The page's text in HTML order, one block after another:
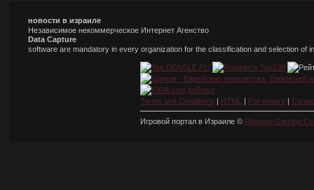
новости в израиле
Независимое некоммерческое Интернет Агенство
Data Capture
software are mandatory in every organization for the classification and selection of
Terms and Conditions | HTML | For writers |
Игровой портал в Израиле © Russian Gaming